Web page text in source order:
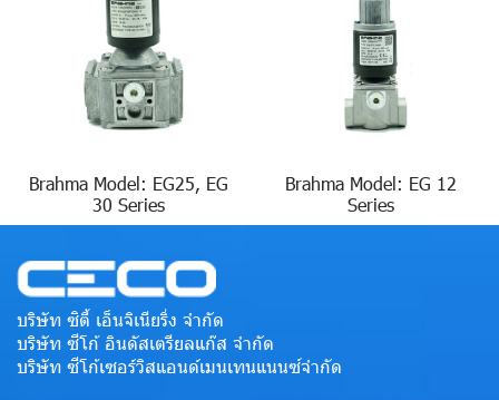
Brahma Model: EG25, EG
30 Series
Brahma Model: EG 12
Series
บริษัท ซิตี้ เอ็นจิเนียริ่ง จำกัด
บริษัท ซีโก้ อินดัสเตรียลแก๊ส จำกัด
บริษัท ซีโก้เซอร์วิสแอนด์เมนเทนแนนซ์จำกัด